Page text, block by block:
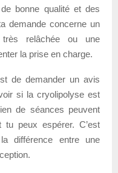
bonne qualité et des
demande concerne un
très relâchée ou une
la prise en charge.
de demander un avis
si la cryolipolyse est
de séances peuvent
peux espérer. C’est
différence entre une